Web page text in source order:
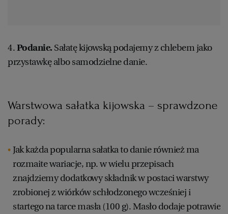
4.Podanie. Sałatę kijowską podajemy z chlebem jako
przystawkę albo samodzielne danie.
Warstwowa sałatka kijowska – sprawdzone
porady:
Jak każda popularna sałatka to danie również ma
rozmaite wariacje, np. w wielu przepisach
znajdziemy dodatkowy składnik w postaci warstwy
zrobionej z wiórków schłodzonego wcześniej i
startego na tarce masła (100 g). Masło dodaje potrawie